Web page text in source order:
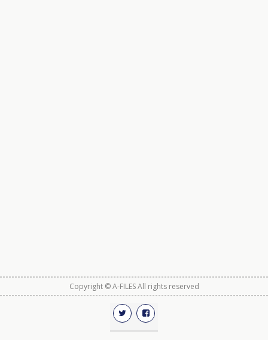
Copyright © A-FILES All rights reserved